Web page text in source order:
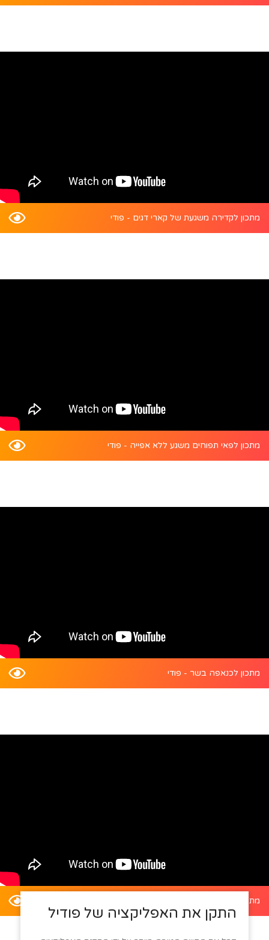
מתכון לקדירה משגעת של קארי דגים - פודי
מתכון לפאי תפוחים משגע ללא אפייה - פודי
מתכון לכנאפה בשר - פודי
מתכון לדלעת ערמונים במילוי סלט קינואה - פודי
התקן את האפליקציה של פודיל